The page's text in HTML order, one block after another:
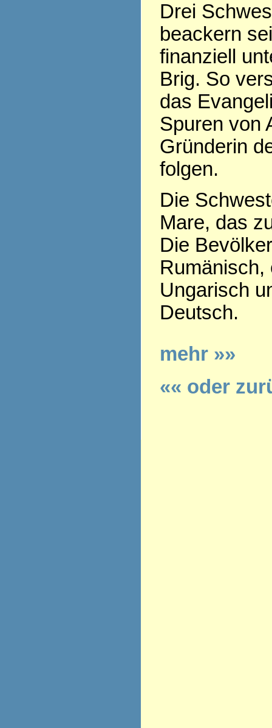
Drei
beackern
finanziell
Brig. So
das
Spuren von
Gründerin
folgen.
Die
Mare, das
Die
Rumänisch,
Ungarisch
Deutsch.
mehr »»
«« oder